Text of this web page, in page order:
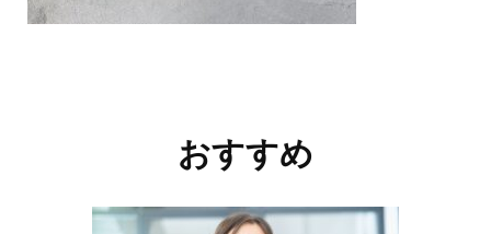
おすすめ